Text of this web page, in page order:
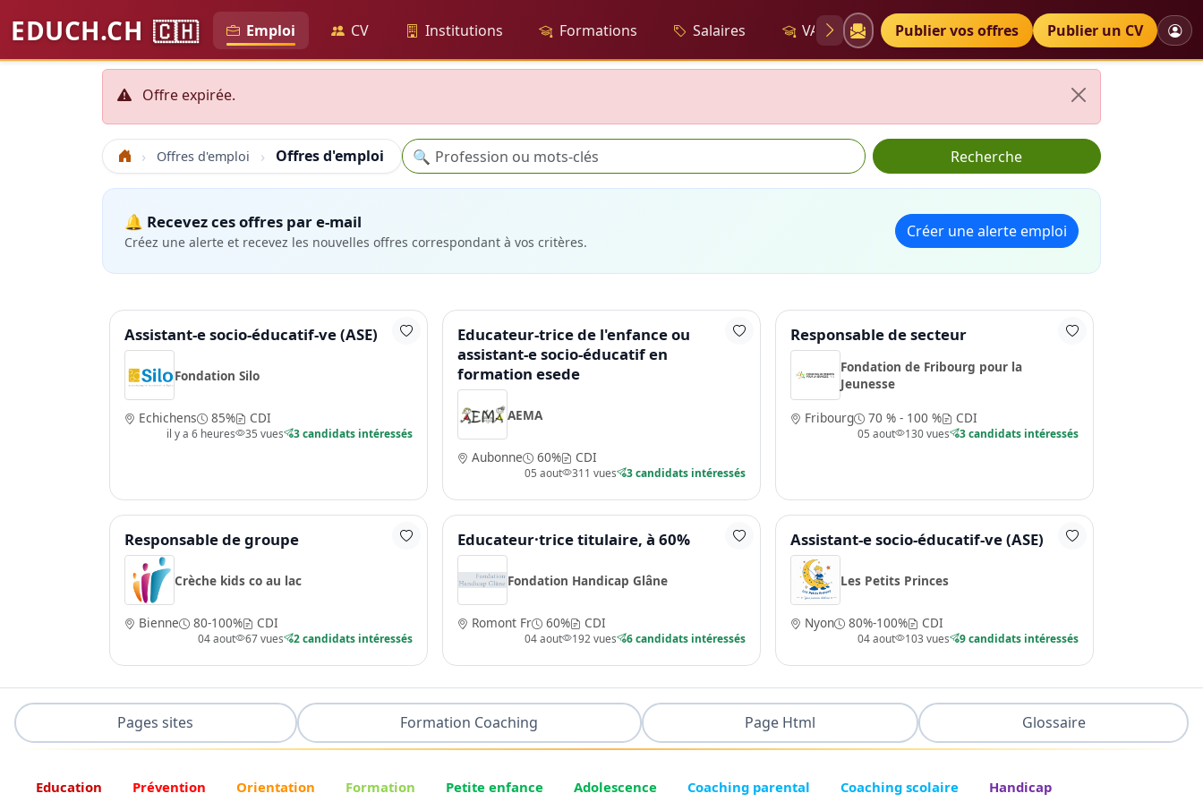
EDUCH.CH 🇨🇭 Emploi CV Institutions Formations Salaires VAE Diplômes Petites annonces
Publier vos offres Publier un CV
Offre expirée.
Accueil Offres d'emploi Offres d'emploi Recherche
🔍 Recherche
🔔 Recevez ces offres par e-mail
Créez une alerte et recevez les nouvelles offres correspondant à vos critères.
Créer une alerte emploi
Assistant-e socio-éducatif-ve (ASE)
Fondation Silo
Echichens 85% CDI
il y a 6 heures 35 vues 3 candidats intéressés
Educateur-trice de l'enfance ou
assistant-e socio-éducatif en
formation esede
AEMA
Aubonne 60% CDI
05 aout 311 vues 3 candidats intéressés
Responsable de secteur
Fondation de Fribourg pour la
Jeunesse
Fribourg
70 % - 100 % CDI
05 aout 130 vues 3 candidats intéressés
Responsable de groupe
Crèche kids co au lac
Bienne 80-100% CDI
04 aout 67 vues 2 candidats intéressés
Educateur·trice titulaire, à 60%
Fondation Handicap Glâne
Romont Fr 60% CDI
04 aout 192 vues 6 candidats intéressés
Assistant-e socio-éducatif-ve (ASE)
Les Petits Princes
Nyon 80%-100% CDI
04 aout 103 vues 9 candidats intéressés
Pages sites Formation Coaching Page Html Glossaire
Education Prévention Orientation Formation Petite enfance Adolescence Coaching parental Coaching scolaire Handicap